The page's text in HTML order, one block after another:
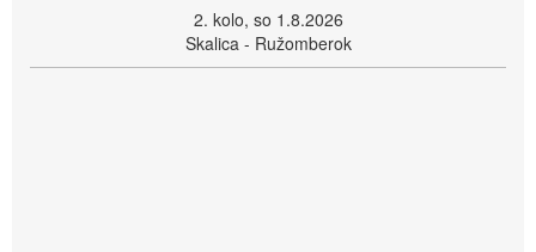
2. kolo, so 1.8.2026
Skalica - Ružomberok